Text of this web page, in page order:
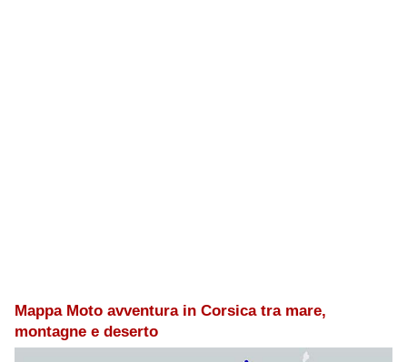
Mappa Moto avventura in Corsica tra mare,
montagne e deserto